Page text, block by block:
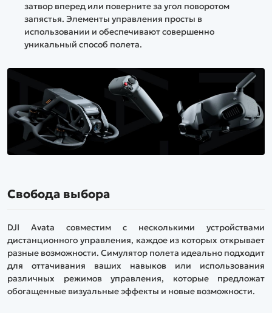
затвор вперед или поверните за угол поворотом
запястья. Элементы управления просты в
использовании и обеспечивают совершенно
уникальный способ полета.
Свобода выбора
DJI Avata совместим с несколькими устройствами
дистанционного управления, каждое из которых открывает
разные возможности. Симулятор полета идеально подходит
для оттачивания ваших навыков или использования
различных режимов управления, которые предложат
обогащенные визуальные эффекты и новые возможности.